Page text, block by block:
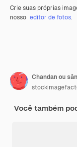
Crie suas próprias
nosso editor de fotos.
Você também